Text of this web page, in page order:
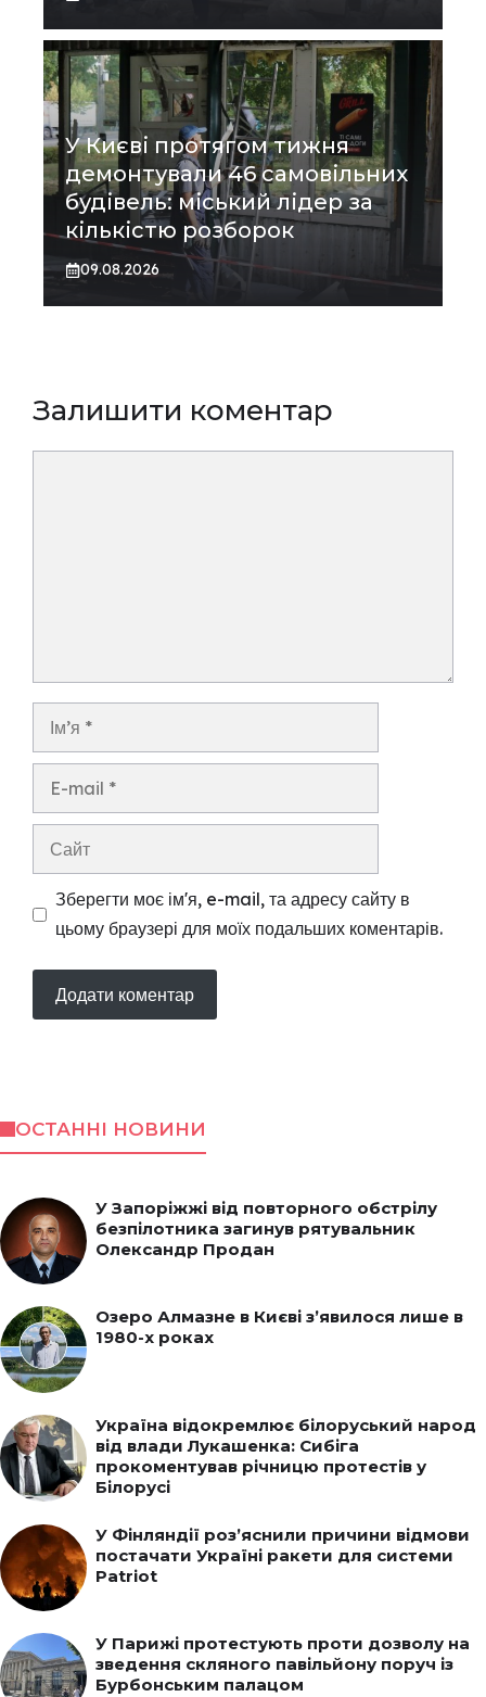
У Києві протягом тижня
демонтували 46 самовільних
будівель: міський лідер за
кількістю розборок
09.08.2026
Залишити коментар
Ім’я
Сайт
Зберегти моє ім'я, e-mail, та адресу сайту в
цьому браузері для моїх подальших коментарів.
ОСТАННІ НОВИНИ
У Запоріжжі від повторного обстрілу
безпілотника загинув рятувальник
Олександр Продан
Озеро Алмазне в Києві з’явилося лише в
1980-х роках
Україна відокремлює білоруський народ
від влади Лукашенка: Сибіга
прокоментував річницю протестів у
Білорусі
У Фінляндії роз’яснили причини відмови
постачати Україні ракети для системи
Patriot
У Парижі протестують проти дозволу на
зведення скляного павільйону поруч із
Бурбонським палацом